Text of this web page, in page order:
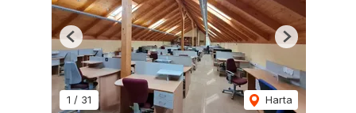
1 / 31 Harta
Previous Next